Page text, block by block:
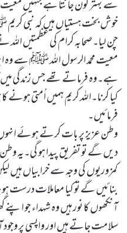
سے بہتر کون جانتا ہے جنہیں
خوش بخت ہستیاں ہیں کہ نبی
چن لیا۔صحابہ کرام کی عظمتیں
معیت محمد الرسول اللہ ﷺ سے وہ
ہے۔وہ فرماتے تھے جس زندگی
کیا کرنا۔اللہ کریم ہمیں اُمتی
فرمائیں۔
وطن عزیز پر بات کرتے ہوئے
دیں گے تو تفریق پیدا ہو گی۔یہ
کمزوریوں کی وجہ سے خرابیاں ہیں
بنائیں گے تو کیا معاملات درست
آنکھوں کا نور ہیں وہ شہداء جو
سلامت جاتے ہیں اور واپسی پر